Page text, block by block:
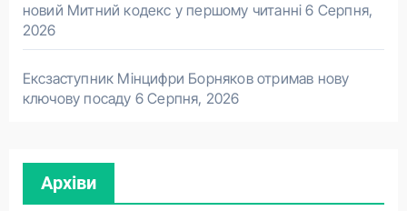
новий Митний кодекс у першому читанні 6 Серпня,
2026
Ексзаступник Мінцифри Борняков отримав нову
ключову посаду 6 Серпня, 2026
Архіви